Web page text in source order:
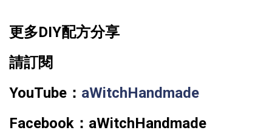
更多DIY配方分享
請訂閱
YouTube： aWitchHandmade
Facebook： aWitchHandmade